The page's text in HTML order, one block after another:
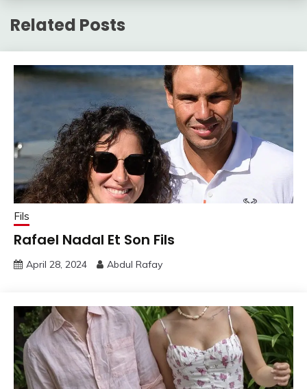
Related Posts
Fils
Rafael Nadal Et Son Fils
April 28, 2024 Abdul Rafay